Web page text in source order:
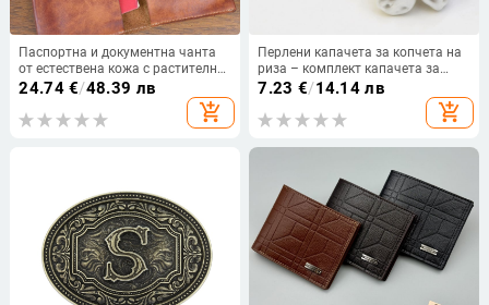
Паспортна и документна чанта
от естествена кожа с растително
обработване и ръчна патина,
подплата от естествена кожа,
ретро бизнес стил, джоб за
24.74€/48.39 лв
add_shopping_cart
Перлени капачета за копчета на
риза – комплект капачета за
копчета, маншетни копчета и
клип за копче, аксесоари за
бижута
7.23 €/14.14 лв
add_shopping_cart